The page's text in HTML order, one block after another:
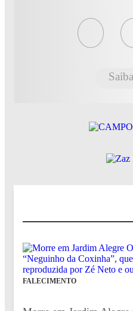
FALECIMENTO